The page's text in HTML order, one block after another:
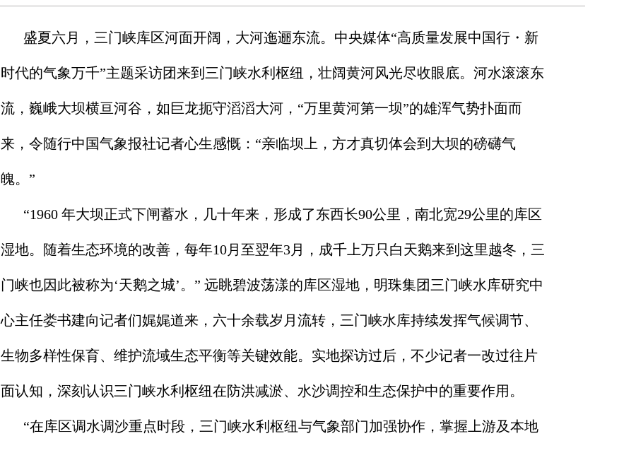
盛夏六月，三门峡库区河面开阔，大河迤逦东流。中央媒体“高质量发展中国行・新
时代的气象万千”主题采访团来到三门峡水利枢纽，壮阔黄河风光尽收眼底。河水滚滚东
流，巍峨大坝横亘河谷，如巨龙扼守滔滔大河，“万里黄河第一坝”的雄浑气势扑面而
来，令随行中国气象报社记者心生感慨：“亲临坝上，方才真切体会到大坝的磅礴气
魄。”
“1960 年大坝正式下闸蓄水，几十年来，形成了东西长90公里，南北宽29公里的库区
湿地。随着生态环境的改善，每年10月至翌年3月，成千上万只白天鹅来到这里越冬，三
门峡也因此被称为‘天鹅之城’。” 远眺碧波荡漾的库区湿地，明珠集团三门峡水库研究中
心主任娄书建向记者们娓娓道来，六十余载岁月流转，三门峡水库持续发挥气候调节、
生物多样性保育、维护流域生态平衡等关键效能。实地探访过后，不少记者一改过往片
面认知，深刻认识三门峡水利枢纽在防洪减淤、水沙调控和生态保护中的重要作用。
“在库区调水调沙重点时段，三门峡水利枢纽与气象部门加强协作，掌握上游及本地